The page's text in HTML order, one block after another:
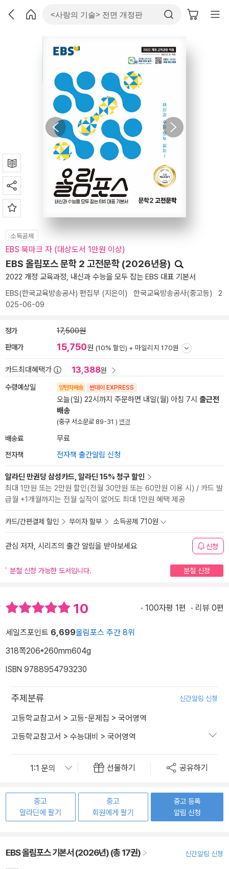
소득공제
EBS 북마크 자 (대상도서 1만원 이상)
EBS 올림포스 문학 2 고전문학 (2026년용)
2022 개정 교육과정, 내신과 수능을 모두 잡는 EBS 대표 기본서
EBS(한국교육방송공사) 편집부 (지은이) 한국교육방송공사(중고등) 2
025-06-09
정가 17,500원
판매가 15,750원 (10% 할인) + 마일리지 170원
카드최대혜택가 13,388원
수령예상일 양탄자배송 썬데이 EXPRESS
오늘(일) 22시까지 주문하면 내일(월) 아침 7시 출근전
배송
(중구 서소문로 89-31 ) 변경
배송료 무료
전자책 전자책 출간알림 신청
알라딘 만권당 삼성카드, 알라딘 15% 청구 할인
최대 1만원 또는 2만원 할인(전월 30만원 또는 60만원 이용 시) / 카드 발
급월 +1개월까지는 전월 실적이 없어도 최대 1만원 혜택 제공
카드/간편결제 할인 무이자 할부 소득공제 710원
관심 저자, 시리즈의 출간 알림을 받아보세요 신청
분철 신청 가능한 도서입니다. 분철 신청
10 100자평 1편 리뷰 0편
세일즈포인트 6,699올림포스 주간 8위
318쪽206*260mm604g
ISBN 9788954793230
주제분류 신간알림 신청
고등학교참고서 > 고등-문제집 > 국어영역
고등학교참고서 > 수능대비 > 국어영역
선물하기 공유하기
중고
알라딘에 팔기
중고
회원에게 팔기
중고 등록
알림 신청
EBS 올림포스 기본서 (2026년) (총 17권) 신간알림 신청